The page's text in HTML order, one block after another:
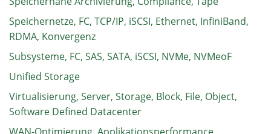
Speichernetze, FC, TCP/IP, iSCSI, Ethernet, InfiniBand,
RDMA, Konvergenz
Subsysteme, FC, SAS, SATA, iSCSI, NVMe, NVMeoF
Unified Storage
Virtualisierung, Server, Storage, Block, File, Object,
Software Defined Datacenter